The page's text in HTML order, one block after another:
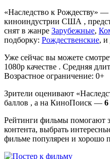
«Наследство к Рождеству» —
киноиндустрии США ,
снят в жанре Зарубежные,
подборку: Рождественские, и
Уже сейчас вы можете
1080p качестве . Средняя
Возрастное ограничение: 0+
Зрители оценивают
баллов , а на КиноПоиск — 6
Рейтинги фильмы помогают
контента, выбрать
фильме популярен и хорошо